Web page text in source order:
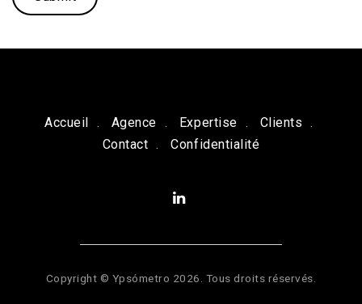
Accueil Agence Expertise
Clients
Contact
Confidentialité
Copyright © Ypsómetro 2026. Tous droits réservés.